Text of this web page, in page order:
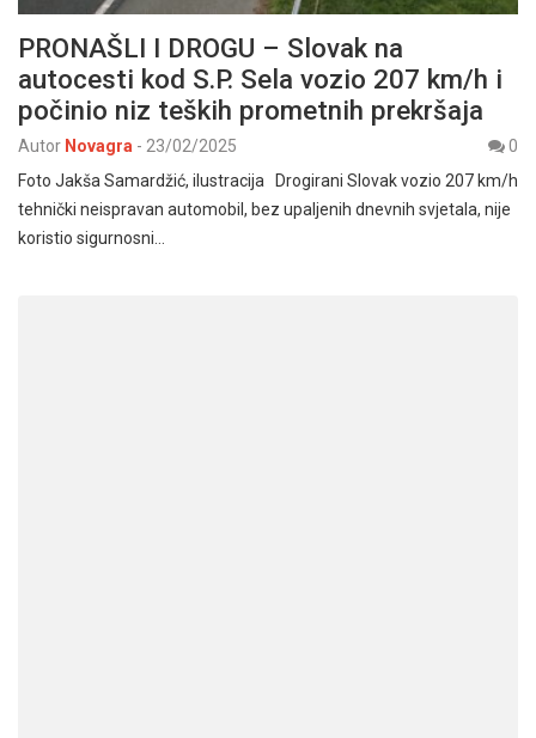
PRONAŠLI I DROGU – Slovak na
autocesti kod S.P. Sela vozio 207 km/h i
počinio niz teških prometnih prekršaja
Autor Novagra - 23/02/2025
0
Foto Jakša Samardžić, ilustracija Drogirani Slovak vozio 207 km/h
tehnički neispravan automobil, bez upaljenih dnevnih svjetala, nije
koristio sigurnosni…